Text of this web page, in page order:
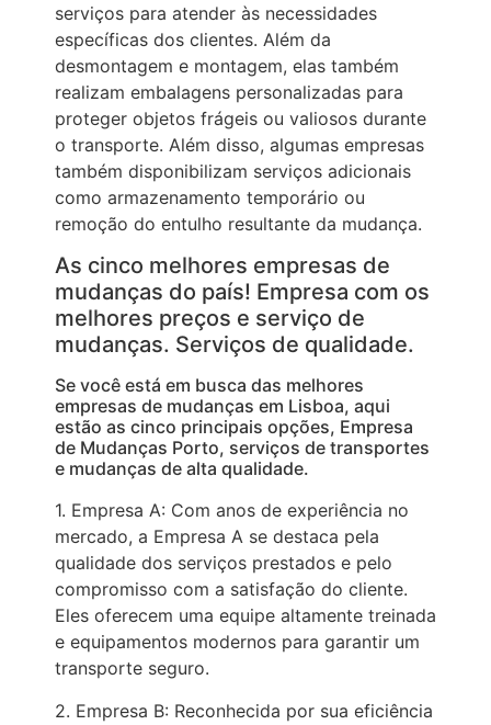
serviços para atender às necessidades
específicas dos clientes. Além da
desmontagem e montagem, elas também
realizam embalagens personalizadas para
proteger objetos frágeis ou valiosos durante
o transporte. Além disso, algumas empresas
também disponibilizam serviços adicionais
como armazenamento temporário ou
remoção do entulho resultante da mudança.
As cinco melhores empresas de
mudanças do país! Empresa com os
melhores preços e serviço de
mudanças. Serviços de qualidade.
Se você está em busca das melhores
empresas de mudanças em Lisboa, aqui
estão as cinco principais opções, Empresa
de Mudanças Porto, serviços de transportes
e mudanças de alta qualidade.
1. Empresa A: Com anos de experiência no
mercado, a Empresa A se destaca pela
qualidade dos serviços prestados e pelo
compromisso com a satisfação do cliente.
Eles oferecem uma equipe altamente treinada
e equipamentos modernos para garantir um
transporte seguro.
2. Empresa B: Reconhecida por sua eficiência